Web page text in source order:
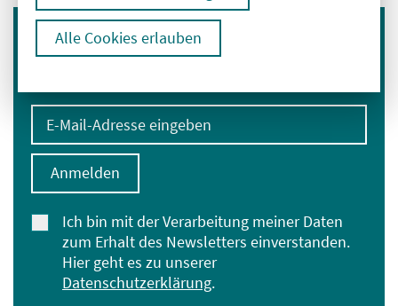
Alle Cookies erlauben
Immer informiert bleiben
E-Mail-Adresse eingeben
Ich bin mit der Verarbeitung meiner Daten
zum Erhalt des Newsletters einverstanden.
Hier geht es zu unserer
Datenschutzerklärung.
Anmelden